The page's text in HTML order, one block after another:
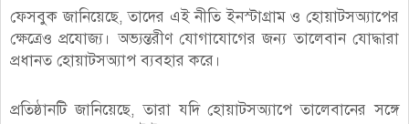
ফেসবুক জানিয়েছে, তাদের এই নীতি ইনস্টাগ্রাম ও হোয়াটসঅ্যাপের
ক্ষেত্রেও প্রযোজ্য। অভ্যন্তরীণ যোগাযোগের জন্য তালেবান যোদ্ধারা
প্রধানত হোয়াটসঅ্যাপ ব্যবহার করে।
প্রতিষ্ঠানটি জানিয়েছে, তারা যদি হোয়াটসঅ্যাপে তালেবানের সঙ্গে